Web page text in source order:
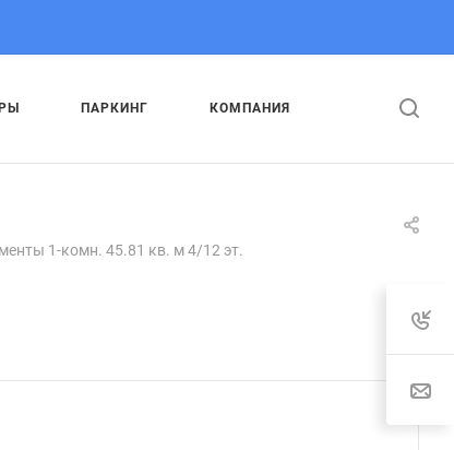
ПАРКИНГ КОМПАНИЯ
1-комн. 45.81 кв. м 4/12 эт.